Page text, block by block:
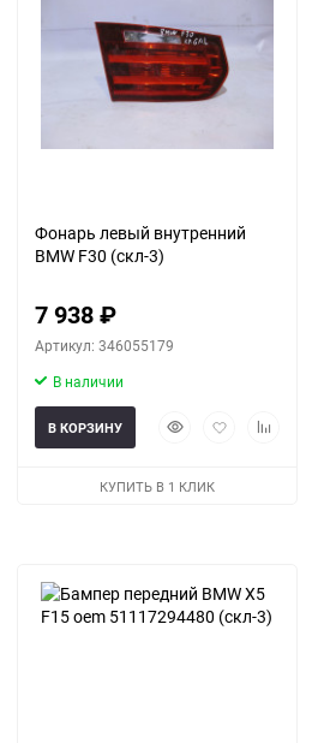
Фонарь левый внутренний
BMW F30 (скл-3)
7 938₽
Артикул: 346055179
В наличии
БыстрыйДобавитьДобавить
В КОРЗИНУ
КУПИТЬ В 1 КЛИК